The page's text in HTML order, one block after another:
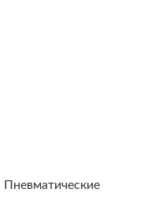
Пневматические